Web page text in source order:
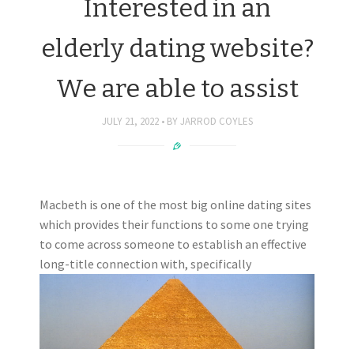
Interested in an
elderly dating website?
We are able to assist
JULY 21, 2022 BY JARROD COYLES
Macbeth is one of the most big online dating sites
which provides their functions to some one trying
to come across someone to establish an effective
long-title connection with, specifically